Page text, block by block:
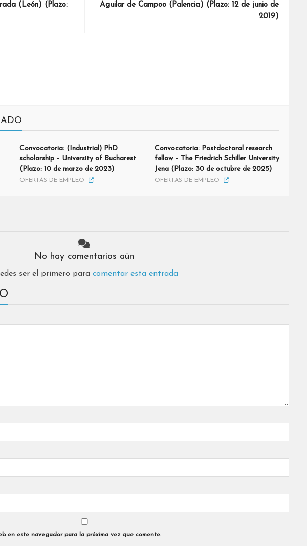
(León) (Plazo:
Aguilar de Campoo (Palencia) (Plazo: 12 de junio de
2019)
Convocatoria: (Industrial) PhD
scholarship – University of Bucharest
(Plazo: 10 de marzo de 2023)
OFERTAS DE EMPLEO
Convocatoria: Postdoctoral research
fellow – The Friedrich Schiller University
Jena (Plazo: 30 de octubre de 2025)
OFERTAS DE EMPLEO
No hay comentarios aún
ser el primero paracomentar esta entrada
en este navegador para la próxima vez que comente.